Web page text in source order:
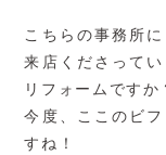
こちらの事務所
来店くださって
リフォームですか
今度、ここのビ
すね！